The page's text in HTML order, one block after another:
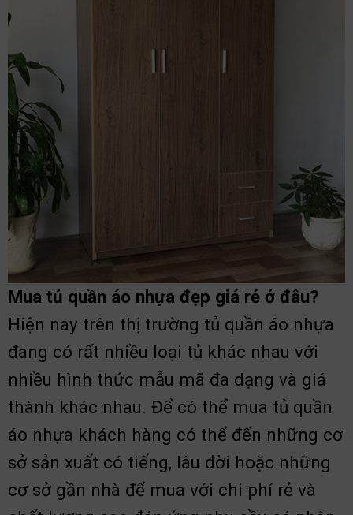
Mua tủ quần áo nhựa đẹp giá rẻ ở đâu?
Hiện nay trên thị trường tủ quần áo nhựa
đang có rất nhiều loại tủ khác nhau với
nhiều hình thức mẫu mã đa dạng và giá
thành khác nhau. Để có thể mua tủ quần
áo nhựa khách hàng có thể đến những cơ
sở sản xuất có tiếng, lâu đời hoặc những
cơ sở gần nhà để mua với chi phí rẻ và